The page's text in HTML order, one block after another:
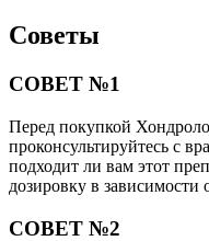
Советы
СОВЕТ №1
Перед покупкой
проконсультируйтесь с
подходит ли вам этот
дозировку в зависимости
СОВЕТ №2